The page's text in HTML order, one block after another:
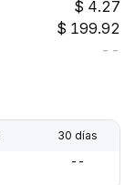
4.27
199.92
--
30 días
--